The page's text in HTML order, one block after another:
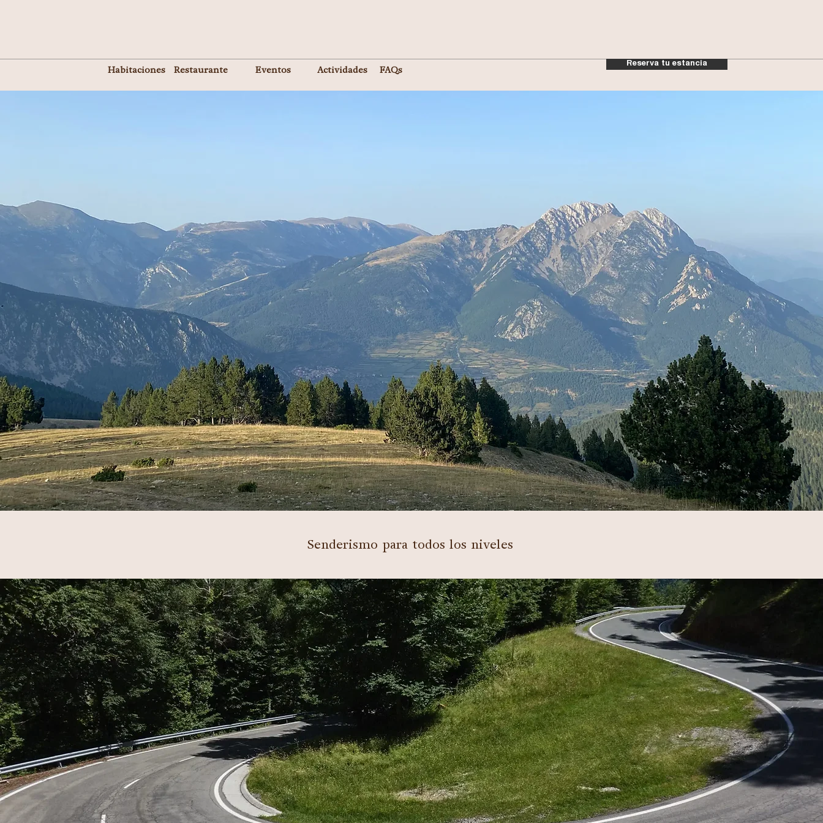
Habitaciones Eventos
Restaurante Actividades
Reserva tu estancia
FAQs
Senderismo para todos los niveles